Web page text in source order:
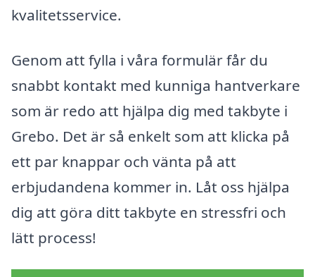
kvalitetsservice.
Genom att fylla i våra formulär får du
snabbt kontakt med kunniga hantverkare
som är redo att hjälpa dig med takbyte i
Grebo. Det är så enkelt som att klicka på
ett par knappar och vänta på att
erbjudandena kommer in. Låt oss hjälpa
dig att göra ditt takbyte en stressfri och
lätt process!